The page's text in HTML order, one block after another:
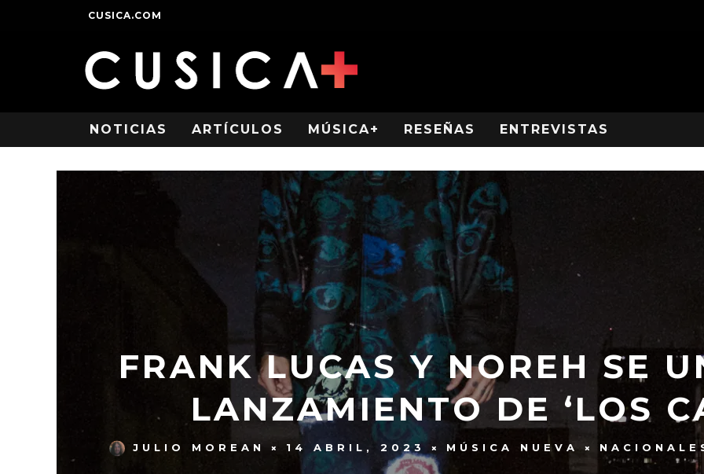
CUSICA.COM
NOTICIAS ARTÍCULOS MÚSICA+ RESEÑAS ENTREVISTAS
FRANK LUCAS Y NOREH SE
LANZAMIENTO DE ‘LOS
JULIO MOREAN 14 ABRIL, 2023 MÚSICA NUEVA